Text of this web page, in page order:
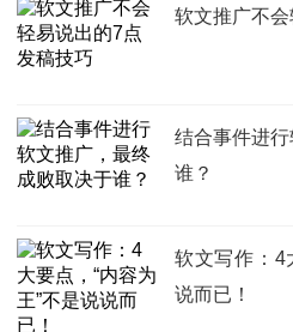
软文推广不
结合事件进
谁？
软文写作：4
说而已！